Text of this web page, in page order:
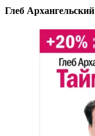
Глеб Архангельский